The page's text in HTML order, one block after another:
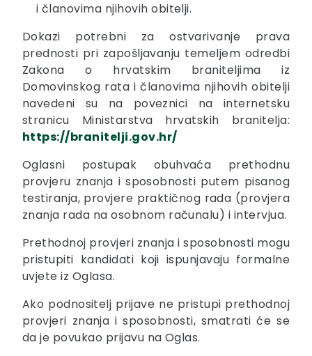
i članovima njihovih obitelji.
Dokazi potrebni za ostvarivanje prava
prednosti pri zapošljavanju temeljem odredbi
Zakona o hrvatskim braniteljima iz
Domovinskog rata i članovima njihovih obitelji
navedeni su na poveznici na internetsku
stranicu Ministarstva hrvatskih branitelja:
https://branitelji.gov.hr/
Oglasni postupak obuhvaća prethodnu
provjeru znanja i sposobnosti putem pisanog
testiranja, provjere praktičnog rada (provjera
znanja rada na osobnom računalu) i intervjua.
Prethodnoj provjeri znanja i sposobnosti mogu
pristupiti kandidati koji ispunjavaju formalne
uvjete iz Oglasa.
Ako podnositelj prijave ne pristupi prethodnoj
provjeri znanja i sposobnosti, smatrati će se
da je povukao prijavu na Oglas.